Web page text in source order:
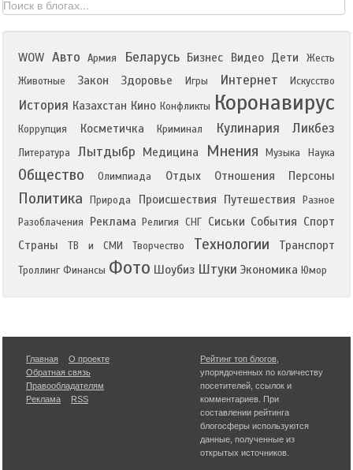
WOW Авто Армия Беларусь Бизнес Видео Дети
Жесть
Животные
Закон Здоровье Игры Интернет Искусство
История Казахстан Кино Конфликты Коронавирус
Коррупция Косметичка Криминал Кулинария Ликбез
Литература Лытдыбр Медицина Мнения Музыка Наука
Общество Олимпиада Отдых Отношения Персоны
Политика Природа Происшествия Путешествия
Разное
Разоблачения
Реклама Религия СНГ Сиськи События Спорт
Страны
ТВ и СМИ Творчество Технологии Транспорт
Троллинг Финансы Фото Шоубиз Штуки Экономика Юмор
Главная
О проекте
Обратная связь
Правообладателям
Реклама
RSS
Рейтинг топ блогов
упорядоченных по количеству
посетителей, ссылок и
комментариев. При
составлении рейтинга
блогосферы используются
данные, полученные из
открытых источников.